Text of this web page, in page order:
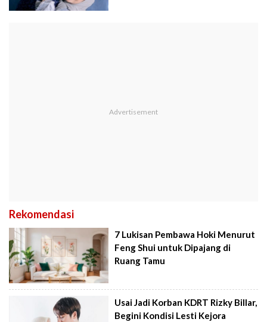
Rekomendasi
7 Lukisan Pembawa Hoki Menurut
Feng Shui untuk Dipajang di
Ruang Tamu
Usai Jadi Korban KDRT Rizky Billar,
Begini Kondisi Lesti Kejora